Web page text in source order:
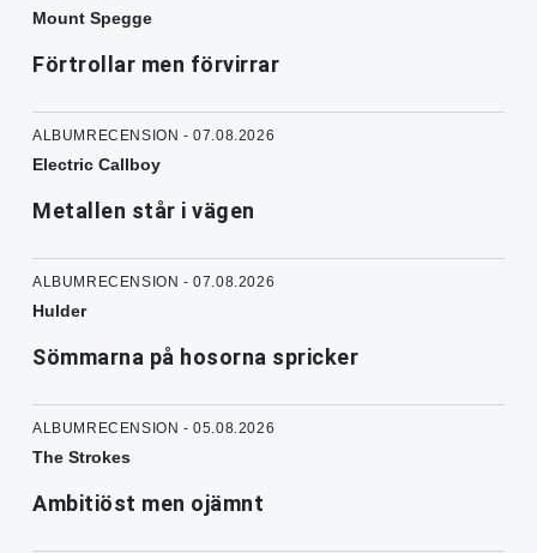
Mount Spegge
Förtrollar men förvirrar
ALBUMRECENSION - 07.08.2026
Electric Callboy
Metallen står i vägen
ALBUMRECENSION - 07.08.2026
Hulder
Sömmarna på hosorna spricker
ALBUMRECENSION - 05.08.2026
The Strokes
Ambitiöst men ojämnt